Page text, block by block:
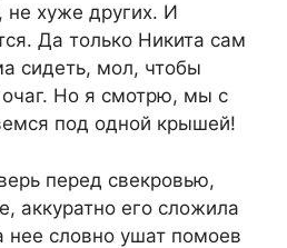
не хуже других. И
Да только Никита сам
сидеть, мол, чтобы
Но я смотрю, мы с
под одной крышей!
перед свекровью,
аккуратно его сложила
нее словно ушат помоев